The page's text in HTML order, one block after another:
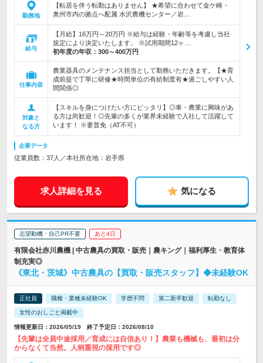
勤務地
【転居を伴う転勤はありません】 ★希望に合わせて金ケ崎・
奥州市内の拠点へ配属 水沢農機センター／岩…
給与
【月給】16万円～20万円 ※給与は経験・年齢等を考慮し当社
規定により決定いたします。 ※試用期間12ヶ…
初年度の年収： 300～400万円
仕事内容
農業器具のメンテナンス担当として勤務いただきます。【★育
成前提で丁寧に研修★時間単位の有給制度有★過ごしやすい人
間関係◎
対象と
なる方
【スキルを身につけたい方にピッタリ】◎車・農業に興味があ
る方は尚歓迎！◎先輩の多くが業界未経験で入社して活躍して
います！ ※要普免（AT不可）
企業データ
従業員数：37人／本社所在地：岩手県
求人詳細を見る 気になる
志望動機・自己PR不要 あと4日
有限会社赤川農機 | 中古農具の買取・販売｜農キング｜福利厚生・教育体
制充実◎
《東北・茨城》中古農具の【買取・販売スタッフ】◆未経験OK
正社員 職種・業種未経験OK 学歴不問 第二新卒歓迎 転勤なし
女性のおしごと掲載中
情報更新日：2026/05/19 終了予定日：2026/08/10
【先輩は全員中途採用／育成には自信あり！】農業も機械も、最初は分
からなくて当然。人柄重視の採用です◎